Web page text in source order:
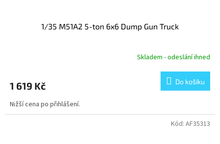
1/35 M51A2 5-ton 6x6 Dump Gun Truck
Skladem - odeslání ihned
1 619 Kč Do košíku
Nižší cena po přihlášení.
Kód: AF35313